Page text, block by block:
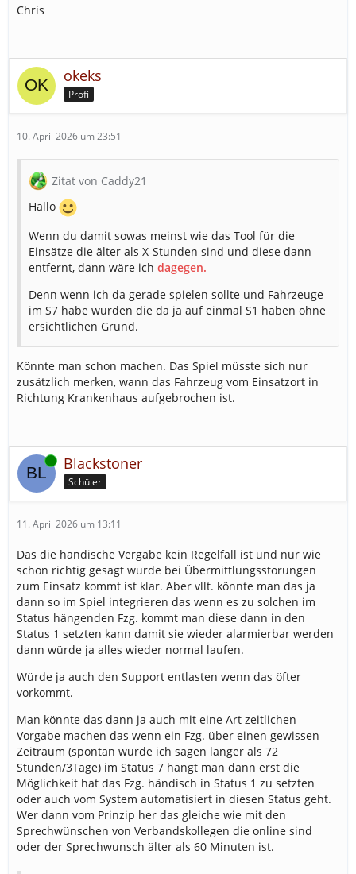
Chris
okeks
Profi
10. April 2026 um 23:51
Zitat von Caddy21
Hallo
Wenn du damit sowas meinst wie das Tool für die
Einsätze die älter als X-Stunden sind und diese dann
entfernt, dann wäre ich dagegen.
Denn wenn ich da gerade spielen sollte und Fahrzeuge
im S7 habe würden die da ja auf einmal S1 haben ohne
ersichtlichen Grund.
Könnte man schon machen. Das Spiel müsste sich nur
zusätzlich merken, wann das Fahrzeug vom Einsatzort in
Richtung Krankenhaus aufgebrochen ist.
Online Blackstoner
Schüler
11. April 2026 um 13:11
Das die händische Vergabe kein Regelfall ist und nur wie
schon richtig gesagt wurde bei Übermittlungsstörungen
zum Einsatz kommt ist klar. Aber vllt. könnte man das ja
dann so im Spiel integrieren das wenn es zu solchen im
Status hängenden Fzg. kommt man diese dann in den
Status 1 setzten kann damit sie wieder alarmierbar werden
dann würde ja alles wieder normal laufen.
Würde ja auch den Support entlasten wenn das öfter
vorkommt.
Man könnte das dann ja auch mit eine Art zeitlichen
Vorgabe machen das wenn ein Fzg. über einen gewissen
Zeitraum (spontan würde ich sagen länger als 72
Stunden/3Tage) im Status 7 hängt man dann erst die
Möglichkeit hat das Fzg. händisch in Status 1 zu setzten
oder auch vom System automatisiert in diesen Status geht.
Wer dann vom Prinzip her das gleiche wie mit den
Sprechwünschen von Verbandskollegen die online sind
oder der Sprechwunsch älter als 60 Minuten ist.